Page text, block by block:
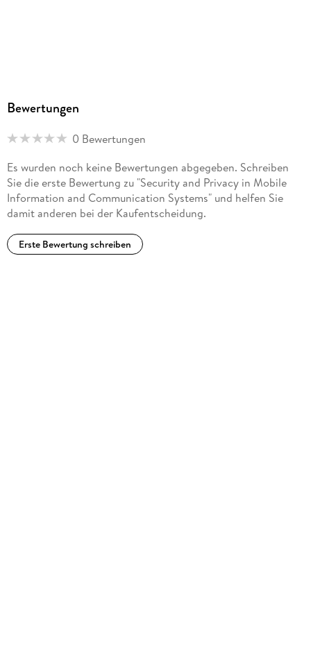
Bewertungen
0 Bewertungen
Es wurden noch keine Bewertungen abgegeben. Schreiben
Sie die erste Bewertung zu "Security and Privacy in Mobile
Information and Communication Systems" und helfen Sie
damit anderen bei der Kaufentscheidung.
Erste Bewertung schreiben